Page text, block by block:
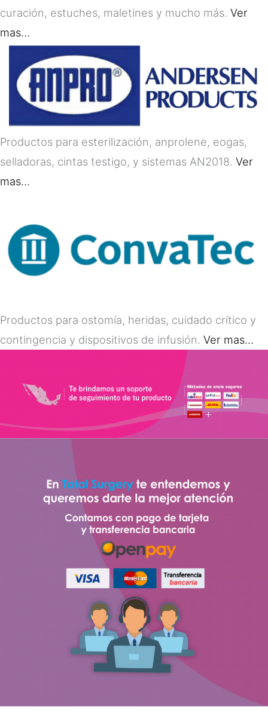
curación, estuches, maletines y mucho más. Ver
mas…
Productos para esterilización, anprolene, eogas,
selladoras, cintas testigo, y sistemas AN2018. Ver
mas…
Productos para ostomía, heridas, cuidado crítico y
contingencia y dispositivos de infusión. Ver mas…